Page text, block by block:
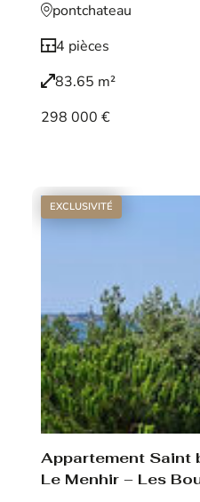
pontchateau
4 pièces
83.65 m²
298 000 €
EXCLUSIVITÉ
Appartement Saint
Le Menhir – Les